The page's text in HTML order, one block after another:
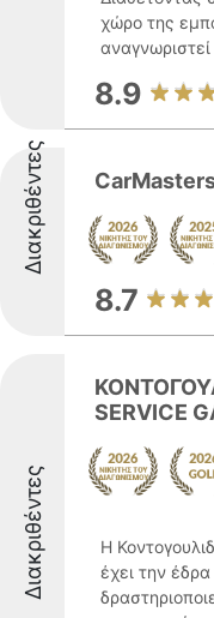
χώρο της
8.9
Διακριθέντες
8.7
Διακριθέντες
SERVICE
Η
έχει την